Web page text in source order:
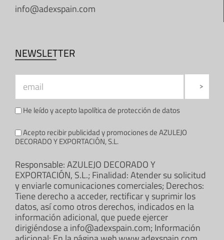
info@adexspain.com
NEWSLETTER
He leído y acepto lapolítica de protección de datos
Acepto recibir publicidad y promociones de AZULEJO
DECORADO Y EXPORTACIÓN, S.L.
Responsable: AZULEJO DECORADO Y
EXPORTACIÓN, S.L.; Finalidad: Atender su solicitud
y enviarle comunicaciones comerciales; Derechos:
Tiene derecho a acceder, rectificar y suprimir los
datos, así como otros derechos, indicados en la
información adicional, que puede ejercer
dirigiéndose a info@adexspain.com; Información